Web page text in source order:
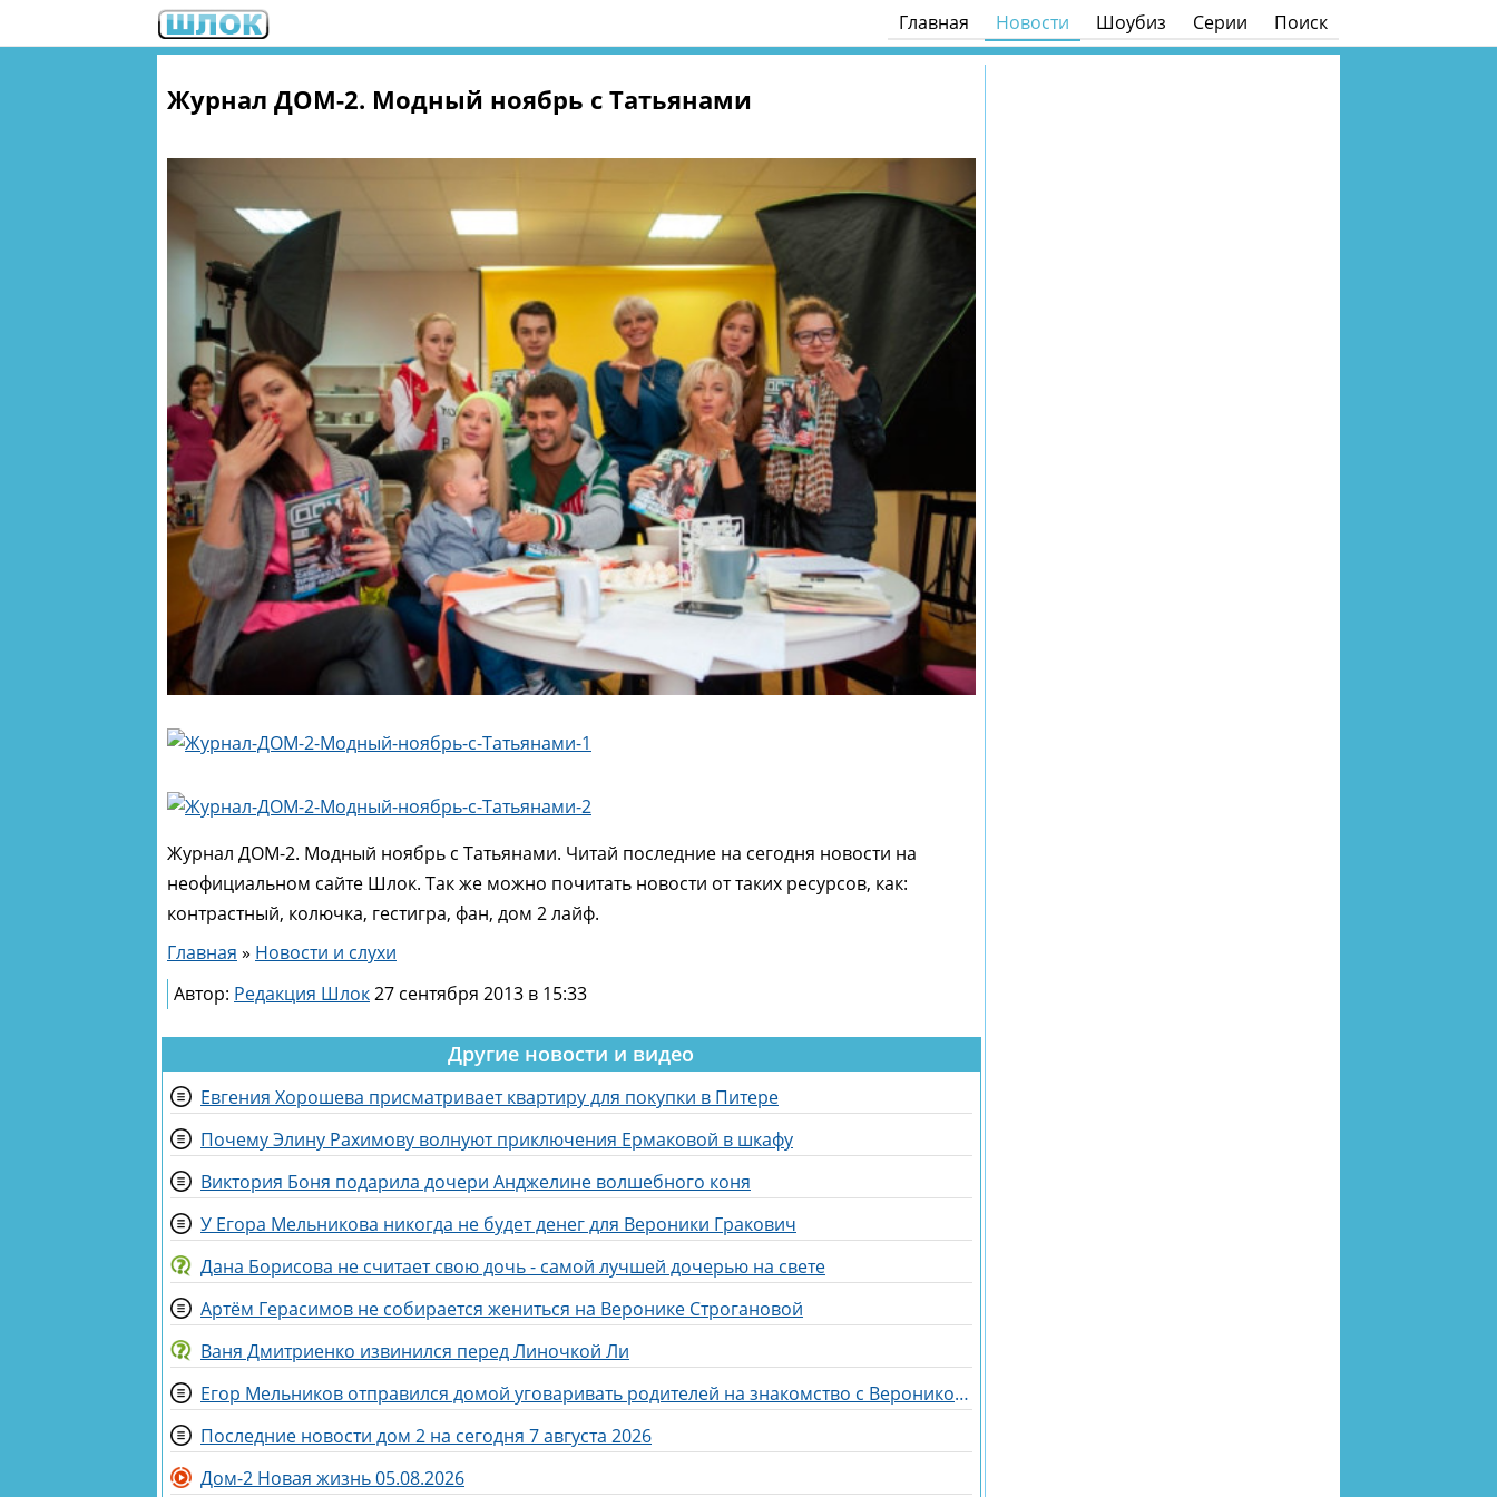
Главная Новости Шоубиз Серии Поиск
Журнал ДОМ-2. Модный ноябрь с Татьянами
Журнал ДОМ-2. Модный ноябрь с Татьянами. Читай последние на сегодня новости на
неофициальном сайте Шлок. Так же можно почитать новости от таких ресурсов, как:
контрастный, колючка, гестигра, фан, дом 2 лайф.
Главная » Новости и слухи
Автор: Редакция Шлок27 сентября 2013 в 15:33
Другие новости и видео
Евгения Хорошева присматривает квартиру для покупки в Питере
Почему Элину Рахимову волнуют приключения Ермаковой в шкафу
Виктория Боня подарила дочери Анджелине волшебного коня
У Егора Мельникова никогда не будет денег для Вероники Гракович
Дана Борисова не считает свою дочь - самой лучшей дочерью на свете
Артём Герасимов не собирается жениться на Веронике Строгановой
Ваня Дмитриенко извинился перед Линочкой Ли
Егор Мельников отправился домой уговаривать родителей на знакомство с Вероникой Гракович
Последние новости дом 2 на сегодня 7 августа 2026
Дом-2 Новая жизнь 05.08.2026